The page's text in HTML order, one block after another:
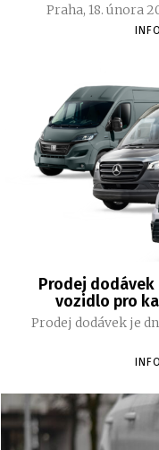
Praha, 18. února
Prodej
vozidlo pro
Prodej dodávek je